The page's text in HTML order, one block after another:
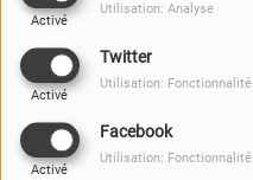
Activé
Utilisation: Analyse
Twitter
Activé
Utilisation: Fonctionnalité
Facebook
Activé
Utilisation: Fonctionnalité